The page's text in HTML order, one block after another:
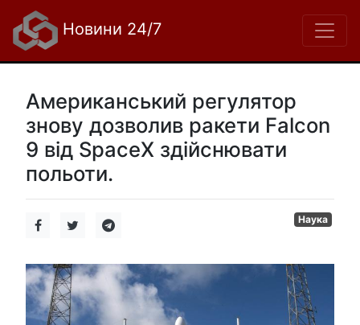
Новини 24/7
Американський регулятор
знову дозволив ракети Falcon
9 від SpaceX здійснювати
польоти.
Наука